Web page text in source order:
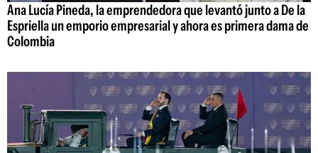
Ana Lucía Pineda, la emprendedora que levantó junto a De la
Espriella un emporio empresarial y ahora es primera dama de
Colombia